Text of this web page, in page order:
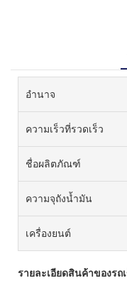
อำนาจ
ความเร็วที่รวดเร็ว
ชื่อผลิตภัณฑ์
ความจุถังน้ำมัน
เครื่องยนต์
รายละเอียดสินค้าของร